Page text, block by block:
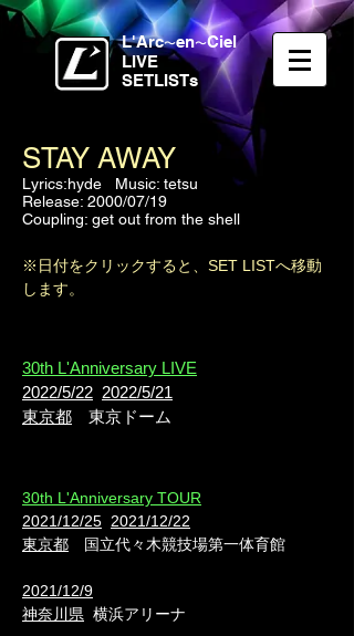
L'Arc〜en〜Ciel
LIVE
SETLISTs
STAY AWAY
Lyrics:hyde Music: tetsu
Release: 2000/07/19
​Coupling: get out from the shell
※日付をクリックすると、SET LISTへ移動
します。
30th L'Anniversary LIVE
2022/5/22 2022/5/21
東京都 東京ドーム
30th L'Anniversary TOUR
2021/12/25 2021/12/22
東京都 国立代々木競技場第一体育館
2021/12/9
神奈川県 横浜アリーナ